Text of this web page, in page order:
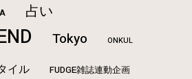
占い
Tokyo ONKUL
イル FUDGE雑誌連動企画